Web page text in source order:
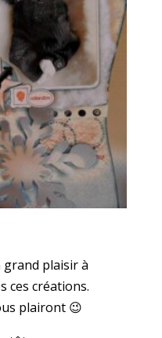
grand plaisir à
ces créations.
plairont 😉